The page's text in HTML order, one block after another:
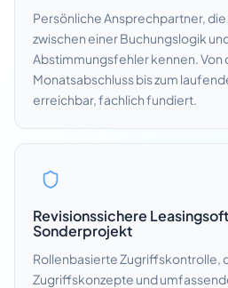
Persönliche Ansprechpartner,
zwischen einer Buchungslogik
Abstimmungsfehler kennen. Von
Monatsabschluss bis zum
erreichbar, fachlich fundiert.
Revisionssichere
Sonderprojekt
Rollenbasierte Zugriffskontrolle,
Zugriffskonzepte und